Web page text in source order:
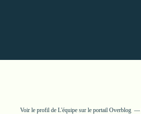
Voir le profil de L'équipesur le portail Overblog